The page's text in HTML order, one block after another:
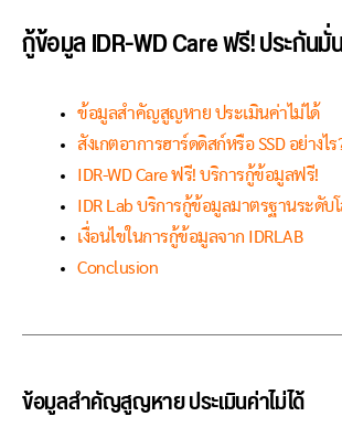
กู้ข้อมูล IDR-WD Care ฟรี! ประกันมั่
ข้อมูลสำคัญสูญหาย ประเมินค่าไม่ได้
สังเกตอาการฮาร์ดดิสก์หรือ SSD อย่างไร
IDR-WD Care ฟรี! บริการกู้ข้อมูลฟรี!
IDR Lab บริการกู้ข้อมูลมาตรฐานระดับ
เงื่อนไขในการกู้ข้อมูลจาก IDRLAB
Conclusion
ข้อมูลสำคัญสูญหาย ประเมินค่าไม่ได้